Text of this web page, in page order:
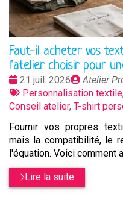
Faut-il acheter vos
l'atelier choisir pour
Date
:
21 juil. 2026
Publié
par
Atelier
Tags
:
Personnalisation textile,
Conseil atelier, T-shirt
Fournir vos propres
mais la compatibilité, le
l'équation. Voici comment
Lire la suite